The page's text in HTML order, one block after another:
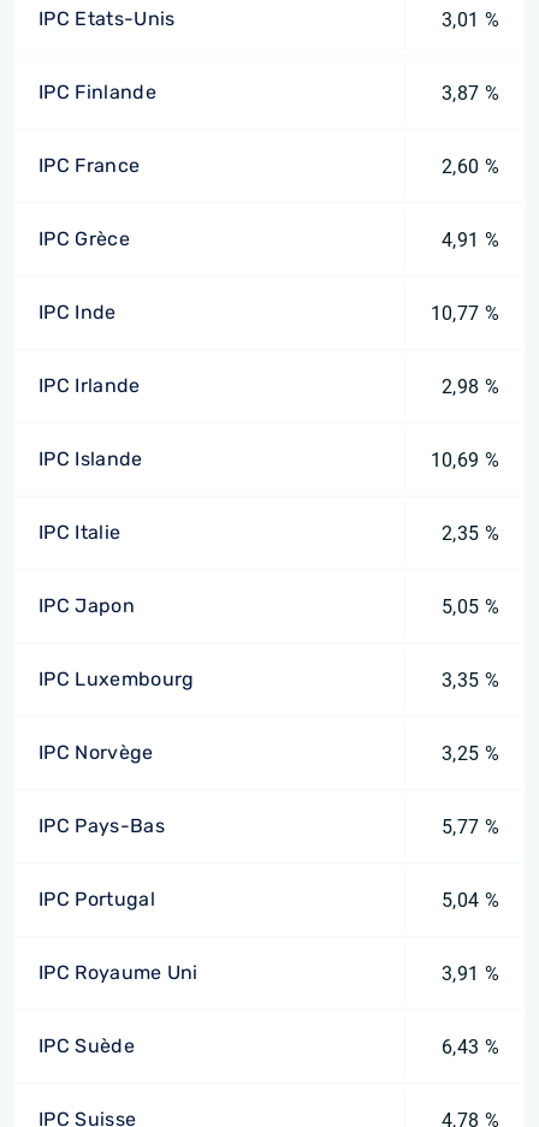
IPC Etats-Unis 3,01 %
IPC Finlande 3,87 %
IPC France 2,60 %
IPC Grèce 4,91 %
IPC Inde 10,77 %
IPC Irlande 2,98 %
IPC Islande 10,69 %
IPC Italie 2,35 %
IPC Japon 5,05 %
IPC Luxembourg 3,35 %
IPC Norvège 3,25 %
IPC Pays-Bas 5,77 %
IPC Portugal 5,04 %
IPC Royaume Uni 3,91 %
IPC Suède 6,43 %
IPC Suisse 4,78 %